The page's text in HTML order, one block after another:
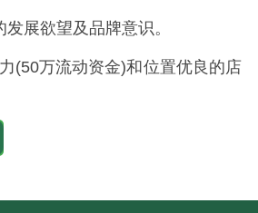
展欲望及品牌意识。
(50万流动资金)和位置优良的店